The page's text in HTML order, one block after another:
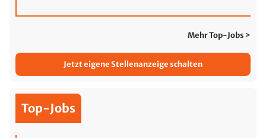
Mehr Top-Jobs >
Jetzt eigene Stellenanzeige schalten
Top-Jobs